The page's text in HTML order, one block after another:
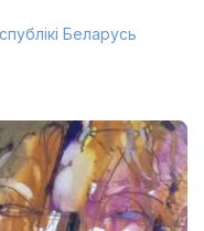
Беларусь